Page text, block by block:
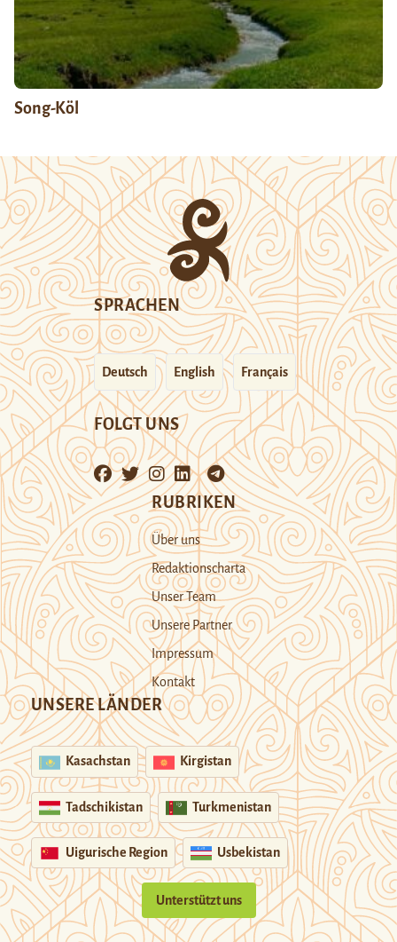
Song-Köl
SPRACHEN
Deutsch English Français
FOLGT UNS
RUBRIKEN
Über uns
Redaktionscharta
Unser Team
Unsere Partner
Impressum
Kontakt
UNSERE LÄNDER
Kasachstan Kirgistan
Tadschikistan Turkmenistan
Uigurische Region Usbekistan
Unterstützt uns